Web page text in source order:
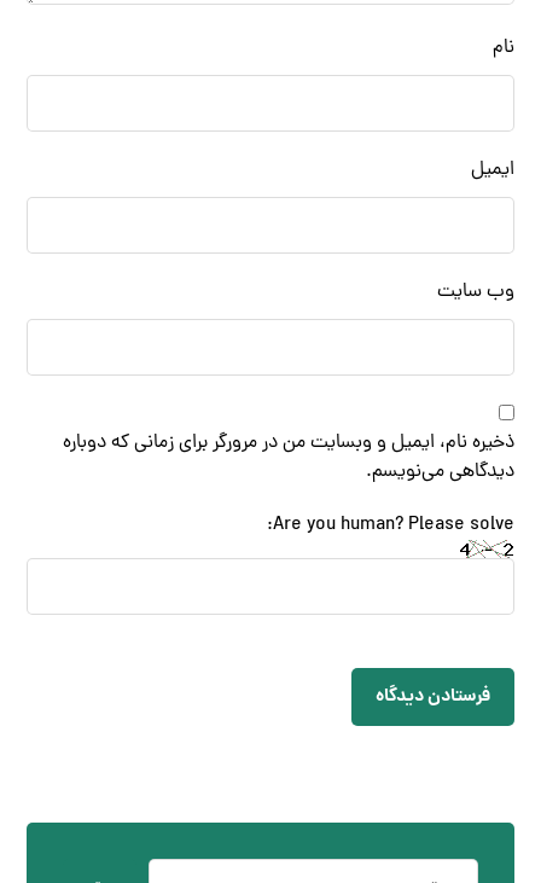
نام
ایمیل
وب‌ سایت
ذخیره نام، ایمیل و وبسایت من در مرورگر برای زمانی که دوباره
دیدگاهی می‌نویسم.
Are you human? Please solve:
فرستادن دیدگاه